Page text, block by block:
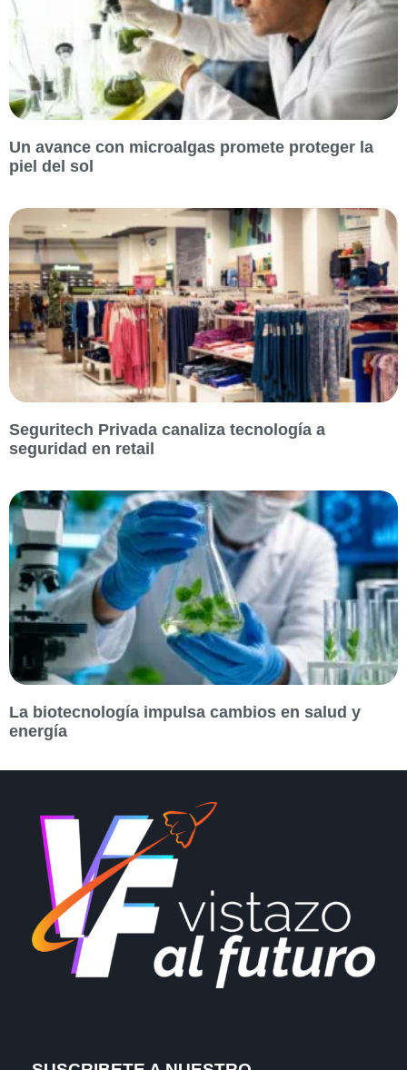
Un avance con microalgas promete proteger la
piel del sol
Seguritech Privada canaliza tecnología a
seguridad en retail
La biotecnología impulsa cambios en salud y
energía